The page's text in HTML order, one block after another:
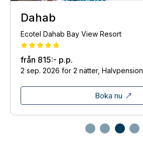
Dahab
Ecotel Dahab Bay View Resort
från 815:- p.p.
2 sep. 2026 för 2 nätter, Halvpension
Boka nu